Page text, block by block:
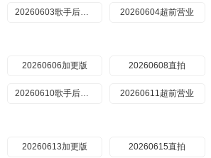
20260604超前营业
20260606加更版 20260608直拍
20260611超前营业
20260613加更版 20260615直拍